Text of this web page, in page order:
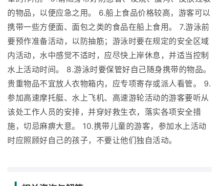
的物品，以便应急之用。 6.船上食品价格较高，游客可以
携带一些方便面、面包之类的食品在船上食用。 7.游泳前
要预作准备活动，以防抽筋；游泳时要在规定的安全区域
内活动，水中感觉不适时，应尽快上岸休息，并适当控制
水上活动时间。 8.游泳时要保管好自己随身携带的物品。
贵重物品不宜放人衣物箱内，应专项寄存或派人看管。 9.
参加高速摩托艇、水上飞机、高速游轮活动的游客要听从
该处工作人员的安排，并穿好救生衣，落实各项安全措
施，切忌麻痹大意。 10.携带儿童的游客，参加水上活动
时应照顾好自己的孩子，不要让他们独自活动。